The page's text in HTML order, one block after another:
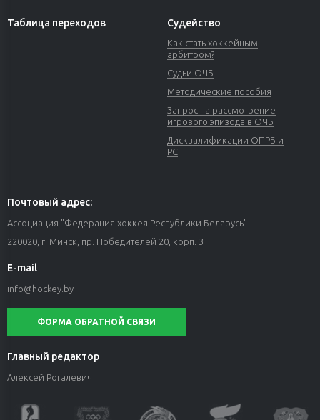
Таблица переходов Судейство
Как стать хоккейным
арбитром?
Судьи ОЧБ
Методические пособия
Запрос на рассмотрение
игрового эпизода в ОЧБ
Дисквалификации ОПРБ и
РС
Почтовый адрес:
Ассоциация "Федерация хоккея Республики Беларусь"
220020, г. Минск, пр. Победителей 20, корп. 3
E-mail
info@hockey.by
ФОРМА ОБРАТНОЙ СВЯЗИ
Главный редактор
Алексей Рогалевич